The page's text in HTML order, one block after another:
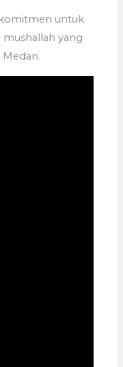
untuk
yang
Medan.